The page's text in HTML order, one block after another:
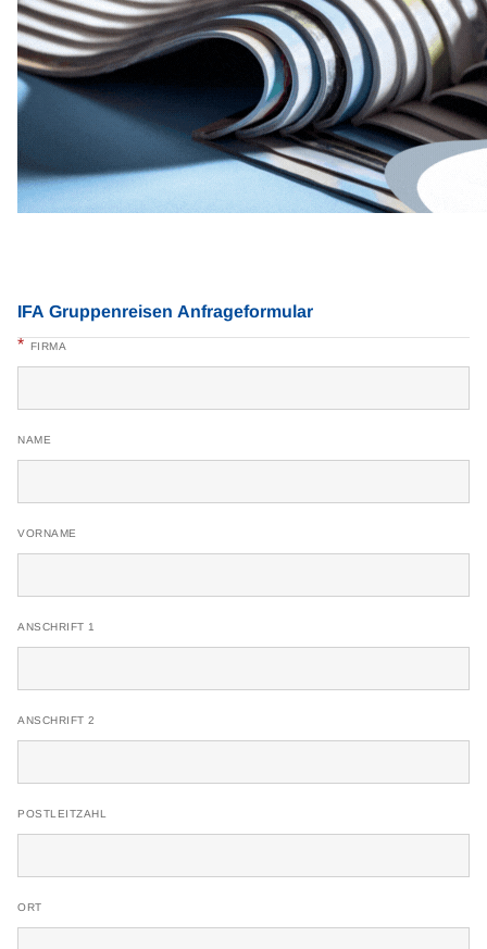
IFA Gruppenreisen Anfrageformular
* FIRMA
NAME
VORNAME
ANSCHRIFT 1
ANSCHRIFT 2
POSTLEITZAHL
ORT